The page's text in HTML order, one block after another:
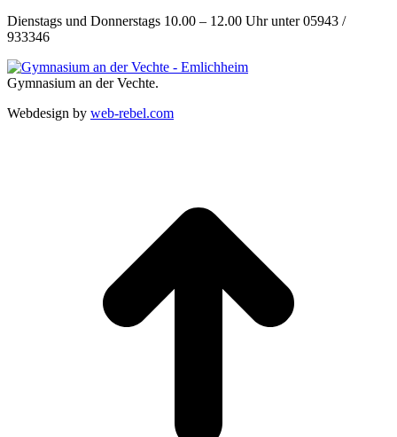
Dienstags und Donnerstags 10.00 – 12.00 Uhr unter 05943 /
933346
Gymnasium an der Vechte.
Webdesign by web-rebel.com